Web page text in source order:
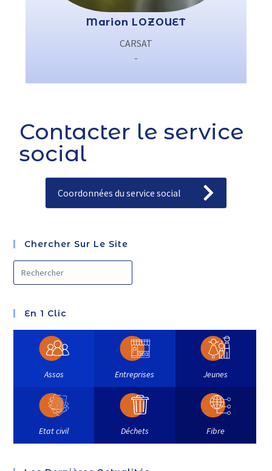
Marion LOZOUET
CARSAT
-
Contacter le service
social
Coordonnées du service social
Chercher Sur Le Site
En 1 Clic
Assos Entreprises Jeunes
Etat civil Déchets Fibre